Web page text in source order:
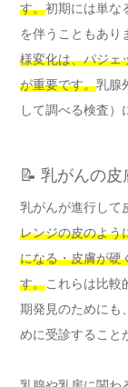
す。初期には単な
を伴うこともあり
様変化は、パジェ
が重要です。乳腺
して調べる検査）
📝 乳がんの皮
乳がんが進行して
レンジの皮のよう
になる・皮膚が硬
す。これらは比較
期発見のためにも
めに受診すること